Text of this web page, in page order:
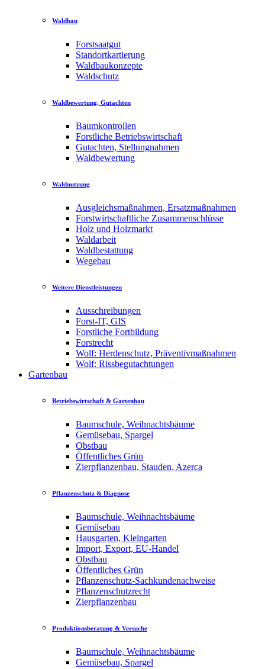
Waldbau
Forstsaatgut
Standortkartierung
Waldbaukonzepte
Waldschutz
Waldbewertung, Gutachten
Baumkontrollen
Forstliche Betriebswirtschaft
Gutachten, Stellungnahmen
Waldbewertung
Waldnutzung
Ausgleichsmaßnahmen, Ersatzmaßnahmen
Forstwirtschaftliche Zusammenschlüsse
Holz und Holzmarkt
Waldarbeit
Waldbestattung
Wegebau
Weitere Dienstleistungen
Ausschreibungen
Forst-IT, GIS
Forstliche Fortbildung
Forstrecht
Wolf: Herdenschutz, Präventivmaßnahmen
Wolf: Rissbegutachtungen
Gartenbau
Betriebswirtschaft & Gartenbau
Baumschule, Weihnachtsbäume
Gemüsebau, Spargel
Obstbau
Öffentliches Grün
Zierpflanzenbau, Stauden, Azerca
Pflanzenschutz & Diagnose
Baumschule, Weihnachtsbäume
Gemüsebau
Hausgarten, Kleingarten
Import, Export, EU-Handel
Obstbau
Öffentliches Grün
Pflanzenschutz-Sachkundenachweise
Pflanzenschutzrecht
Zierpflanzenbau
Produktionsberatung & Versuche
Baumschule, Weihnachtsbäume
Gemüsebau, Spargel